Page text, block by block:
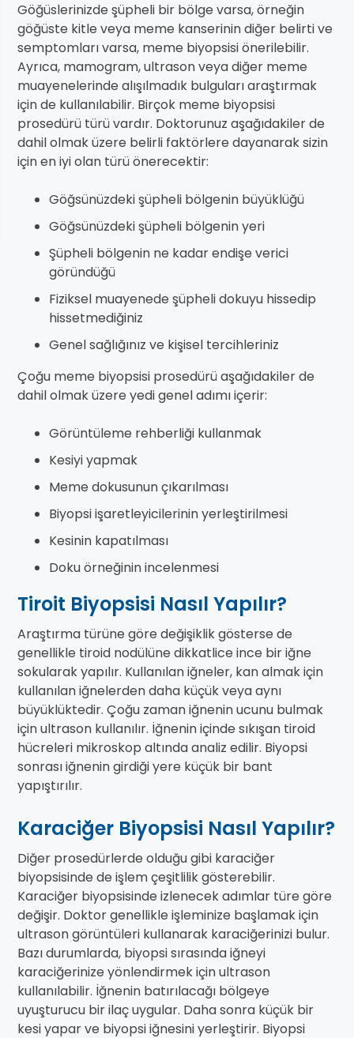
Göğüslerinizde şüpheli bir bölge varsa, örneğin
göğüste kitle veya meme kanserinin diğer belirti ve
semptomları varsa, meme biyopsisi önerilebilir.
Ayrıca, mamogram, ultrason veya diğer meme
muayenelerinde alışılmadık bulguları araştırmak
için de kullanılabilir. Birçok meme biyopsisi
prosedürü türü vardır. Doktorunuz aşağıdakiler de
dahil olmak üzere belirli faktörlere dayanarak sizin
için en iyi olan türü önerecektir:
Göğsünüzdeki şüpheli bölgenin büyüklüğü
Göğsünüzdeki şüpheli bölgenin yeri
Şüpheli bölgenin ne kadar endişe verici
göründüğü
Fiziksel muayenede şüpheli dokuyu hissedip
hissetmediğiniz
Genel sağlığınız ve kişisel tercihleriniz
Çoğu meme biyopsisi prosedürü aşağıdakiler de
dahil olmak üzere yedi genel adımı içerir:
Görüntüleme rehberliği kullanmak
Kesiyi yapmak
Meme dokusunun çıkarılması
Biyopsi işaretleyicilerinin yerleştirilmesi
Kesinin kapatılması
Doku örneğinin incelenmesi
Tiroit Biyopsisi Nasıl Yapılır?
Araştırma türüne göre değişiklik gösterse de
genellikle tiroid nodülüne dikkatlice ince bir iğne
sokularak yapılır. Kullanılan iğneler, kan almak için
kullanılan iğnelerden daha küçük veya aynı
büyüklüktedir. Çoğu zaman iğnenin ucunu bulmak
için ultrason kullanılır. İğnenin içinde sıkışan tiroid
hücreleri mikroskop altında analiz edilir. Biyopsi
sonrası iğnenin girdiği yere küçük bir bant
yapıştırılır.
Karaciğer Biyopsisi Nasıl Yapılır?
Diğer prosedürlerde olduğu gibi karaciğer
biyopsisinde de işlem çeşitlilik gösterebilir.
Karaciğer biyopsisinde izlenecek adımlar türe göre
değişir. Doktor genellikle işleminize başlamak için
ultrason görüntüleri kullanarak karaciğerinizi bulur.
Bazı durumlarda, biyopsi sırasında iğneyi
karaciğerinize yönlendirmek için ultrason
kullanılabilir. İğnenin batırılacağı bölgeye
uyuşturucu bir ilaç uygular. Daha sonra küçük bir
kesi yapar ve biyopsi iğnesini yerleştirir. Biyopsi